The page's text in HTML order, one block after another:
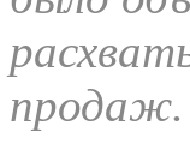
продаж.